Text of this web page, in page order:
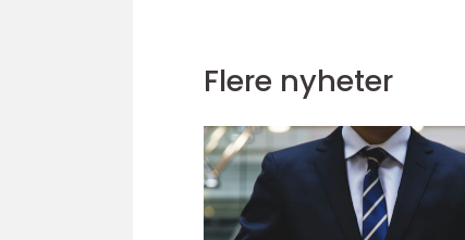
Flere nyheter